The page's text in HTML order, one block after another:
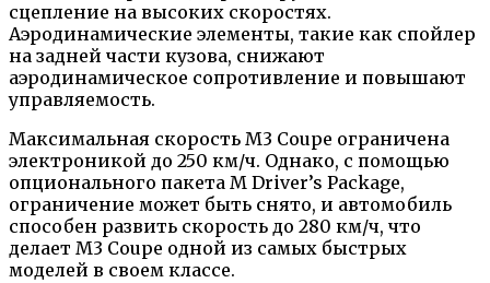
сцепление на высоких скоростях.
Аэродинамические элементы, такие как спойлер
на задней части кузова, снижают
аэродинамическое сопротивление и повышают
управляемость.
Максимальная скорость M3 Coupe ограничена
электроникой до 250 км/ч. Однако, с помощью
опционального пакета M Driver’s Package,
ограничение может быть снято, и автомобиль
способен развить скорость до 280 км/ч, что
делает M3 Coupe одной из самых быстрых
моделей в своем классе.